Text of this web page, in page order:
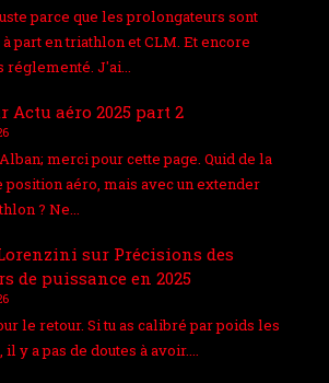
parce que les prolongateurs sont
part en triathlon et CLM. Et encore
réglementé. J'ai…
Actu aéro 2025 part 2
merci pour cette page. Quid de la
aéro, mais avec un extender
? Ne…
sur Précisions des
de puissance en 2025
le retour. Si tu as calibré par poids les
il y a pas de doutes à avoir.…